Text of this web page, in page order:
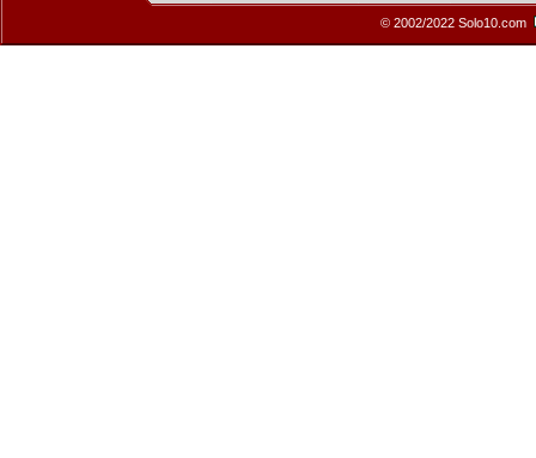
© 2002/2022 Solo10.com